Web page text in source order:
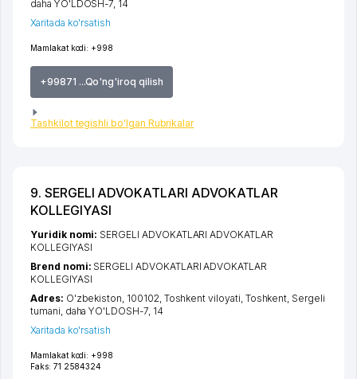
Mamlakat kodi: +998
+99871 ...Qo'ng'iroq qilish
Tashkilot tegishli bo'lgan Rubrikalar
daha YO'LDOSH-7 , 14
Xaritada ko'rsatish
9. SERGELI ADVOKATLARI ADVOKATLAR
KOLLEGIYASI
Mamlakat kodi: +998
Faks: 71 2584324
Yuridik nomi: SERGELI ADVOKATLARI ADVOKATLAR
KOLLEGIYASI
Brend nomi: SERGELI ADVOKATLARI ADVOKATLAR
KOLLEGIYASI
Adres: O'zbekiston, 100102, Toshkent viloyati Toshkent Sergeli
tumani daha YO'LDOSH-7, 14
Xaritada ko'rsatish